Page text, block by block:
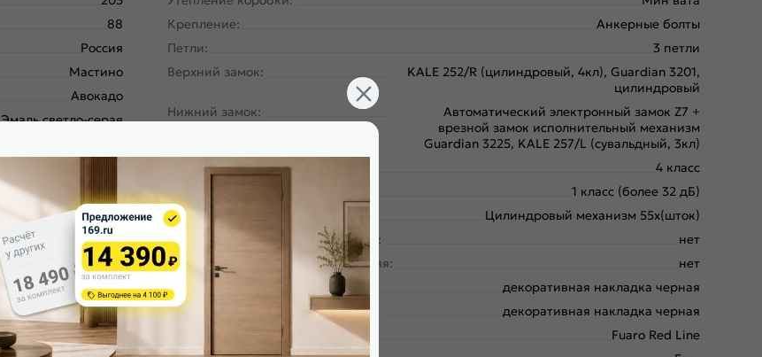
88
Россия
Мастино
Авокадо
Эмаль светло-серая
180
Панель-панель
завод, завод
Северсталь; РФ
Авокадо, 183
светло-серая, 183
Шоколад букле
90/115
Крепление:
Анкерные болты
Петли:
3 петли
Верхний замок:
KALE 252/R (цилиндровый, 4кл), Guardian 3201,
цилиндровый
Нижний замок:
Автоматический электронный замок Z7 +
врезной замок исполнительный механизм
Guardian 3225, KALE 257/L (сувальдный, 3кл)
Класс замка:
4 класс
Класс шумоизоляции:
1 класс (более 32 дБ)
Цилиндр:
Цилиндровый механизм 55х(шток)
Накладка цилиндровая наружная:
нет
Накладка цилиндровая внутренняя:
нет
Накладка сувальдная наружная:
декоративная накладка черная
Накладка сувальдная внутренняя:
декоративная накладка черная
Fuaro Red Line